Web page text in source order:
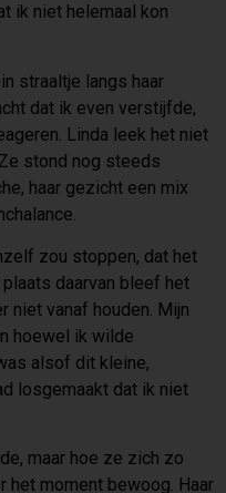
ik niet helemaal kon
straaltje langs haar
dat ik even verstijfde,
Linda leek het niet
stond nog steeds
haar gezicht een mix
zou stoppen, dat het
daarvan bleef het
niet vanaf houden. Mijn
hoewel ik wilde
alsof dit kleine,
losgemaakt dat ik niet
maar hoe ze zich zo
moment bewoog. Haar